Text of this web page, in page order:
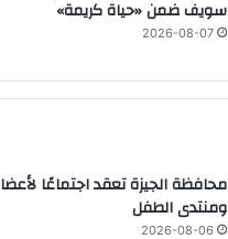
سويف ضمن «حياة كريمة»
2026-08-07
محافظة الجيزة تعقد اجتماعًا
ومنتدى الطفل
2026-08-06